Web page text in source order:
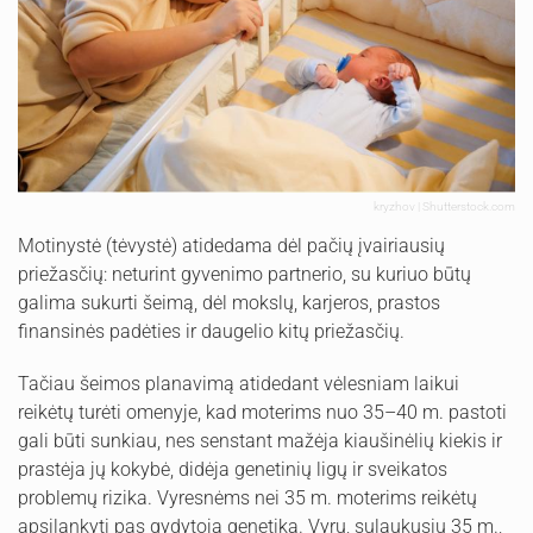
kryzhov | Shutterstock.com
Motinystė (tėvystė) atidedama dėl pačių įvairiausių
priežasčių: neturint gyvenimo partnerio, su kuriuo būtų
galima sukurti šeimą, dėl mokslų, karjeros, prastos
finansinės padėties ir daugelio kitų priežasčių.
Tačiau šeimos planavimą atidedant vėlesniam laikui
reikėtų turėti omenyje, kad moterims nuo 35–40 m. pastoti
gali būti sunkiau, nes senstant mažėja kiaušinėlių kiekis ir
prastėja jų kokybė, didėja genetinių ligų ir sveikatos
problemų rizika. Vyresnėms nei 35 m. moterims reikėtų
apsilankyti pas gydytoją genetiką. Vyrų, sulaukusių 35 m.,